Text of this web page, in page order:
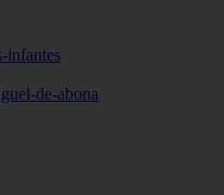
infantes
de-abona